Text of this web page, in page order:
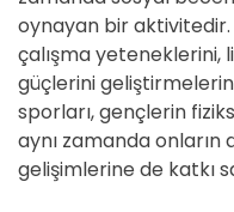
oynayan bir
çalışma yeteneklerini,
güçlerini
sporları, gençlerin
aynı zamanda onların
gelişimlerine de katkı